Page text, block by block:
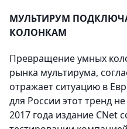
МУЛЬТИРУМ
КОЛОНКАМ
Превращение умных
рынка мультирума,
отражает ситуацию в
для России этот тренд не
2017 года издание